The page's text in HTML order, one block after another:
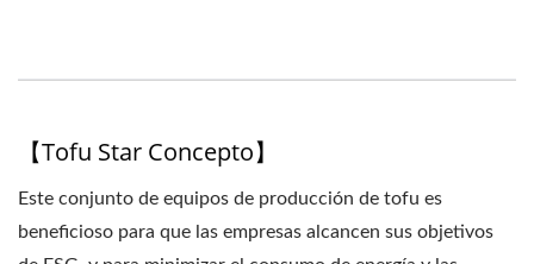
PARA HACER TOFU,
EQUIPO PARA HACER
TOFU, MÁQUINA PARA
【Tofu Star Concepto】
Este conjunto de equipos de producción de tofu es
beneficioso para que las empresas alcancen sus objetivos